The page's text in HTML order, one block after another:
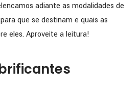
adiante as modalidades de
que se destinam e quais as
eles. Aproveite a leitura!